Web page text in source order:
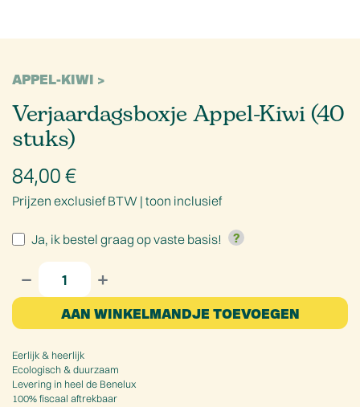
APPEL-KIWI
Verjaardagsboxje Appel-Kiwi (40
stuks)
84,00 €
Prijzen exclusief BTW | toon inclusief
Ja, ik bestel graag op vaste basis!
AAN WINKELMANDJE TOEVOEGEN
Eerlijk & heerlijk
Ecologisch & duurzaam
Levering in heel de Benelux
100% fiscaal aftrekbaar